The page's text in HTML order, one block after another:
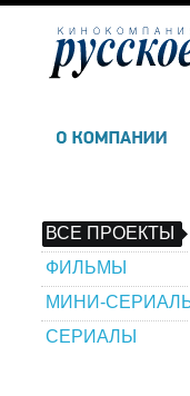
ВСЕ ПРОЕКТЫ
ФИЛЬМЫ
МИНИ-
СЕРИАЛЫ